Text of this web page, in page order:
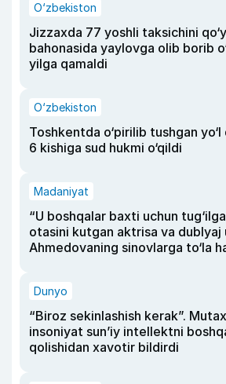
O‘zbekiston
Jizzaxda 77 yoshli taksichini
bahonasida yaylovga olib borib
yilga qamaldi
O‘zbekiston
Toshkentda o‘pirilib tushgan yo‘l
6 kishiga sud hukmi o‘qildi
Madaniyat
“U boshqalar baxti uchun
otasini kutgan aktrisa va dublyaj
Ahmedovaning sinovlarga to‘la
Dunyo
“Biroz sekinlashish kerak”.
insoniyat sun’iy intellektni
qolishidan xavotir bildirdi